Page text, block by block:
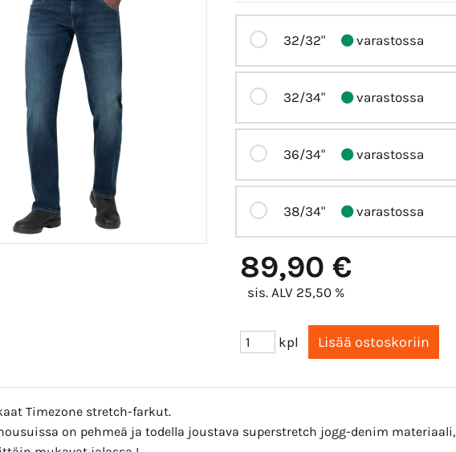
32/32" varastossa
32/34" varastossa
36/34" varastossa
38/34" varastossa
89,90 €
sis. ALV 25,50 %
kpl
Timezone stretch-farkut.
on pehmeä ja todella joustava superstretch jogg-denim materiaali,